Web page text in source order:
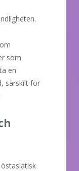
som
en
särskilt för